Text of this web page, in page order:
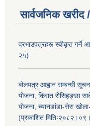
सार्वजनिक
दरभाउपत्रहरू स्वीकृत गर्ने
२५)
बोलपत्र आह्वान सम्बन्धी
योजना, किरात रोसिहङ्छा
योजना, च्यानडांडा-सेरा
(प्रकाशित